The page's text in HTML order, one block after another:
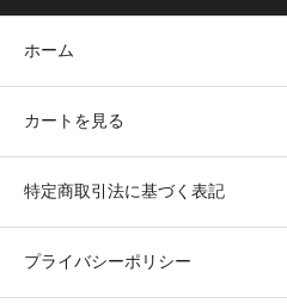
ホーム
カートを見る
特定商取引法に基づく表記
プライバシーポリシー